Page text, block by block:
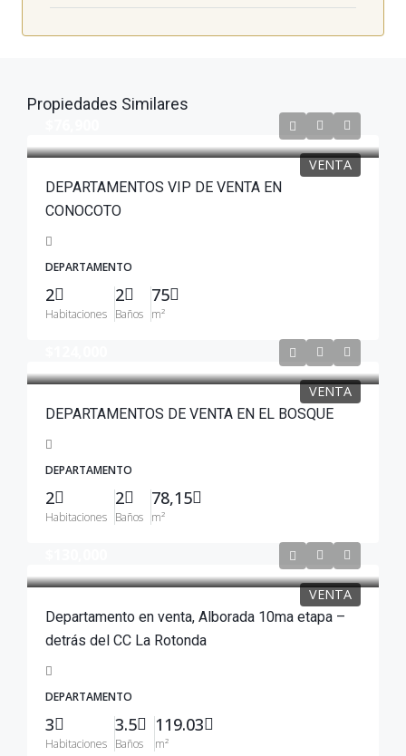
Propiedades Similares
VENTA
DEPARTAMENTOS VIP DE VENTA EN
CONOCOTO
DEPARTAMENTO
2
Habitaciones
2
Baños
75
m²
VENTA
DEPARTAMENTOS DE VENTA EN EL BOSQUE
DEPARTAMENTO
2
Habitaciones
2
Baños
78,15
m²
VENTA
Departamento en venta, Alborada 10ma etapa –
detrás del CC La Rotonda
DEPARTAMENTO
3
Habitaciones
3.5
Baños
119.03
m²